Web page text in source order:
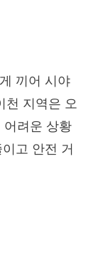
끼어 시야
천 지역은 오
려운 상황
고 안전 거